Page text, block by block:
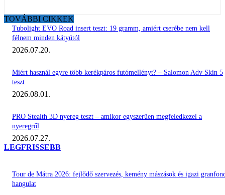
TOVÁBBI CIKKEK
Tubolight EVO Road insert teszt: 19 gramm, amiért cserébe nem kell
félnem minden kátyútól
2026.07.20.
Miért használ egyre több kerékpáros futómellényt? – Salomon Adv Skin 5
teszt
2026.08.01.
PRO Stealth 3D nyereg teszt – amikor egyszerűen megfeledkezel a
nyeregről
2026.07.27.
LEGFRISSEBB
Tour de Mátra 2026: fejlődő szervezés, kemény mászások és igazi
hangulat